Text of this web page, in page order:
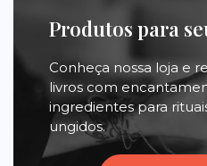
Produtos para
Conheça nossa loja e
livros com
ingredientes para
ungidos.